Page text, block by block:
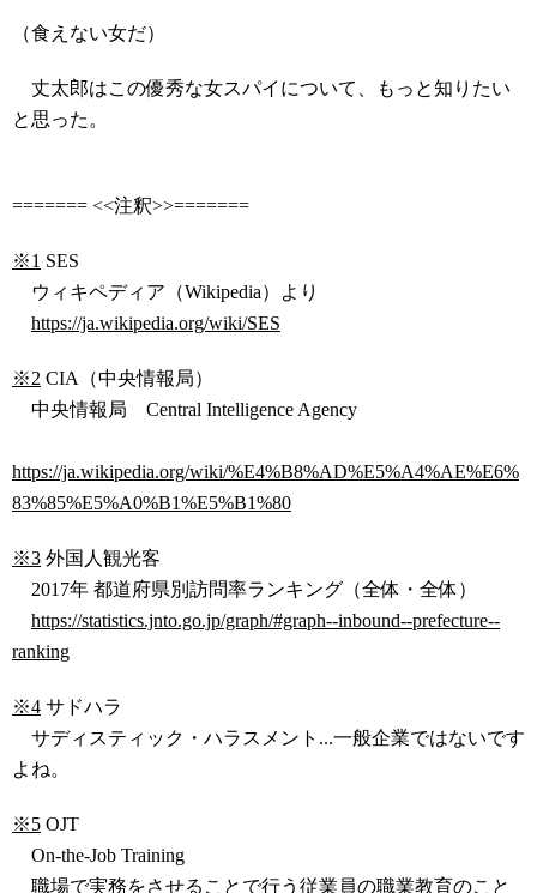
（食えない女だ）
丈太郎はこの優秀な女スパイについて、もっと知りたい
と思った。
======= <<注釈>>=======
※1 SES
ウィキペディア（Wikipedia）より
https://ja.wikipedia.org/wiki/SES
※2 CIA（中央情報局）
中央情報局 Central Intelligence Agency
https://ja.wikipedia.org/wiki/%E4%B8%AD%E5%A4%AE%E6%
83%85%E5%A0%B1%E5%B1%80
※3 外国人観光客
2017年 都道府県別訪問率ランキング（全体・全体）
https://statistics.jnto.go.jp/graph/#graph--inbound--prefecture--
ranking
※4 サドハラ
サディスティック・ハラスメント...一般企業ではないです
よね。
※5 OJT
On-the-Job Training
職場で実務をさせることで行う従業員の職業教育のこと